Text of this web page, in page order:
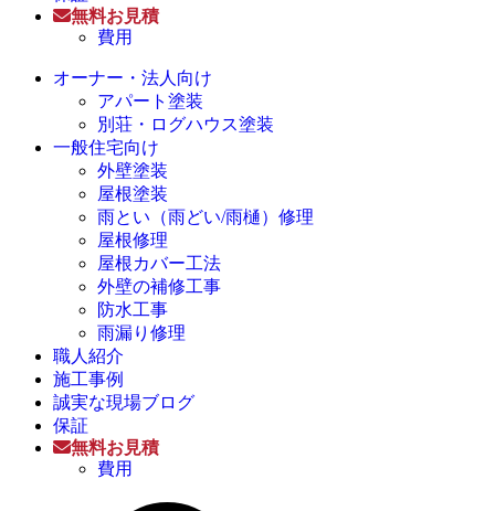
無料お見積
費用
オーナー・法人向け
アパート塗装
別荘・ログハウス塗装
一般住宅向け
外壁塗装
屋根塗装
雨とい（雨どい/雨樋）修理
屋根修理
屋根カバー工法
外壁の補修工事
防水工事
雨漏り修理
職人紹介
施工事例
誠実な現場ブログ
保証
無料お見積
費用